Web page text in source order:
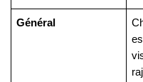
Général